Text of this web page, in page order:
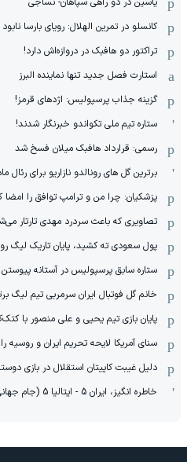
کانسلو در تمرین الهلال: رویای بارسا
تراکتور دو هافبک در دروازه‌اش دارد!
استارت فصل جدید تنها نماینده البرز
گزینه جذاب پرسپولیس: اژدهای قرمز!
ستاره تیم ملی تکواندو خبرنگار شدند!
رسمی: قرارداد هافبک میلان فسخ شد
برترین گل های رونالدو نازاریو برای رئال
پزشکیان: چرا من و ترامپ توافق را امضا
تصاویری که باعث سردرد مهدی تارتار
پول سعودی ته کشید، پایان تاریک لیگ
ستاره سابق پرسپولیس در آستانه
خانم گل فوتبال ایران سرمربی تیم لیگ
پایان بازی تیم یحیی و علی منصور با
سنای آمریکا لایحه تحریم ایران و روسیه
دلیل غیبت کاپیتان استقلال در بازی
خاطره انگیز، ایران 5 - ایتالیا 5 (جام جهانی 2008)